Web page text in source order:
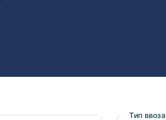
Lexus
Тип ввоза